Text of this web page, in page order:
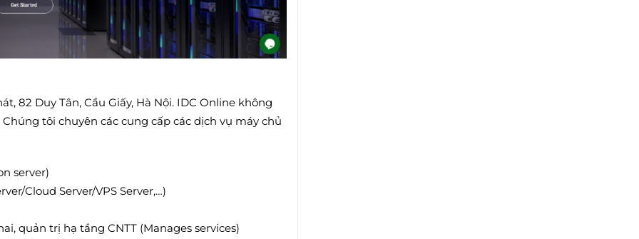
82 Duy Tân, Cầu Giấy, Hà Nội. IDC Online không
tôi chuyên các cung cấp các dịch vụ máy chủ
server)
Cloud Server/VPS Server,…)
quản trị hạ tầng CNTT (Manages services)